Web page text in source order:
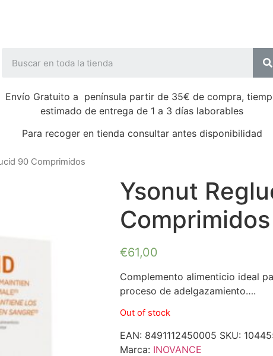
Envío Gratuito a península partir de 35€ de compra,
estimado de entrega de 1 a 3 días laborables
Para recoger en tienda consultar antes disponibilidad
90 Comprimidos
Ysonut
Comprimidos
€61,00
Complemento alimenticio ideal
proceso de adelgazamiento….
Out of stock
EAN: 8491112450005 SKU:
Marca: INOVANCE